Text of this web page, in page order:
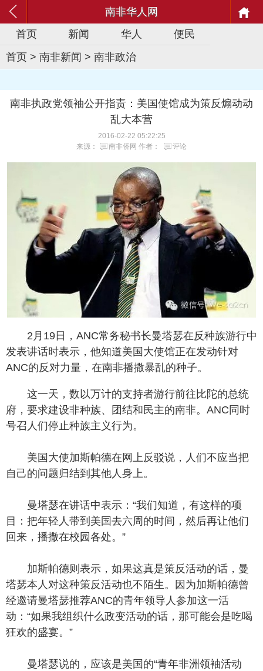
南非华人网
首页
新闻 华人
便民
首页 > 南非新闻 > 南非政治
南非执政党领袖公开指责：美国使馆成为策反煽动动
乱大本营
2016-02-22 05:22:25
来源：
南非侨网 作者： 评论
2月19日，ANC常务秘书长曼塔瑟在反种族游行中
发表讲话时表示，他知道美国大使馆正在发动针对
ANC的反对力量，在南非播撒暴乱的种子。
这一天，数以万计的支持者游行前往比陀的总统
府，要求建设非种族、团结和民主的南非。ANC同时
号召人们停止种族主义行为。
美国大使加斯帕德在网上反驳说，人们不应当把
自己的问题归结到其他人身上。
曼塔瑟在讲话中表示：“我们知道，有这样的项
目：把年轻人带到美国去六周的时间，然后再让他们
回来，播撒在校园各处。”
加斯帕德则表示，如果这真是策反活动的话，曼
塔瑟本人对这种策反活动也不陌生。因为加斯帕德曾
经邀请曼塔瑟推荐ANC的青年领导人参加这一活
动：“如果我组织什么政变活动的话，那可能会是吃喝
狂欢的盛宴。”
曼塔瑟说的，应该是美国的“青年非洲领袖活动